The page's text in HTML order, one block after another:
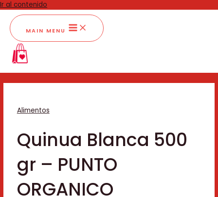
Ir al contenido
MAIN MENU
Alimentos
Quinua Blanca 500
gr – PUNTO
ORGANICO